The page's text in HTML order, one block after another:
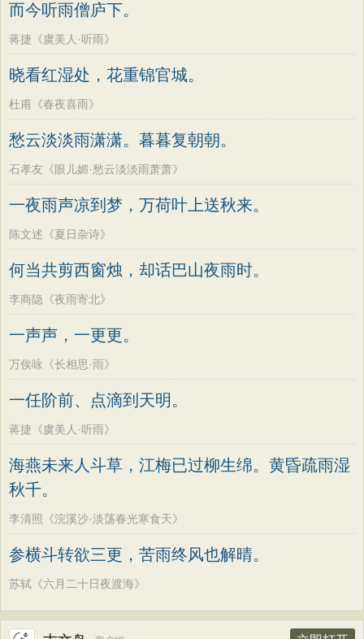
而今听雨僧庐下。
蒋捷《虞美人·听雨》
晓看红湿处，花重锦官城。
杜甫《春夜喜雨》
愁云淡淡雨潇潇。暮暮复朝朝。
石孝友《眼儿媚·愁云淡淡雨萧萧》
一夜雨声凉到梦，万荷叶上送秋来。
陈文述《夏日杂诗》
何当共剪西窗烛，却话巴山夜雨时。
李商隐《夜雨寄北》
一声声，一更更。
万俟咏《长相思·雨》
一任阶前、点滴到天明。
蒋捷《虞美人·听雨》
海燕未来人斗草，江梅已过柳生绵。黄昏疏雨湿
秋千。
李清照《浣溪沙·淡荡春光寒食天》
参横斗转欲三更，苦雨终风也解晴。
苏轼《六月二十日夜渡海》